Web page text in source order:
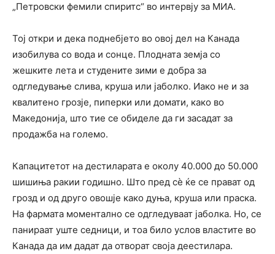
„Петровски фемили спиритс“ во интервју за МИА.
Тој откри и дека поднебјето во овој дел на Канада
изобилува со вода и сонце. Плодната земја со
жешките лета и студените зими е добра за
одгледување слива, круша или јаболко. Иако не и за
квалитено грозје, пиперки или домати, како во
Македонија, што тие се обиделе да ги засадат за
продажба на големо.
Капацитетот на дестиларата е околу 40.000 до 50.000
шишиња ракии годишно. Што пред сѐ ќе се прават од
грозд и од друго овошје како дуња, круша или праска.
На фармата моментално се одгледуваат јаболка. Но, се
панираат уште седници, и тоа било услов властите во
Канада да им дадат да отворат своја деестилара.